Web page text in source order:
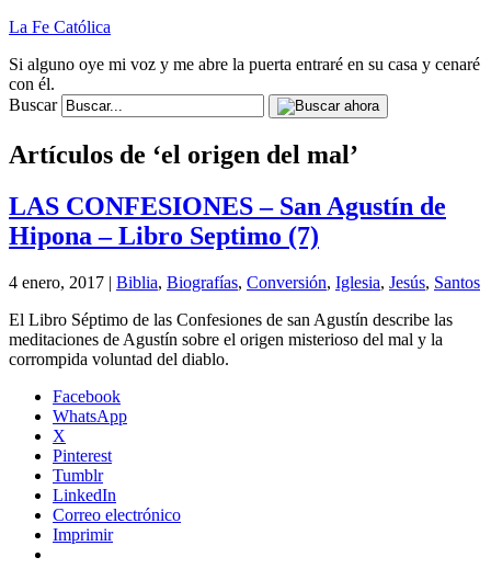
La Fe Católica
Si alguno oye mi voz y me abre la puerta entraré en su casa y cenaré
con él.
Buscar
Artículos de ‘el origen del mal’
LAS CONFESIONES – San Agustín de
Hipona – Libro Septimo (7)
4 enero, 2017 | Biblia, Biografías, Conversión, Iglesia, Jesús, Santos
El Libro Séptimo de las Confesiones de san Agustín describe las
meditaciones de Agustín sobre el origen misterioso del mal y la
corrompida voluntad del diablo.
Facebook
WhatsApp
X
Pinterest
Tumblr
LinkedIn
Correo electrónico
Imprimir